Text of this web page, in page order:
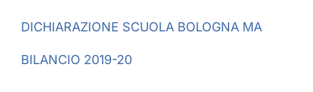
DICHIARAZIONE SCUOLA BOLOGNA MA
BILANCIO 2019-20